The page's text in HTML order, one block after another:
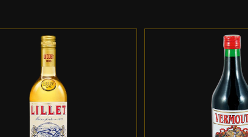
ADD TO CART / DETALLES ADD TO CART /